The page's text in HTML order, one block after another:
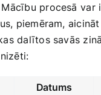
procesā⁤ var
piemēram,
dalītos savās
Datums